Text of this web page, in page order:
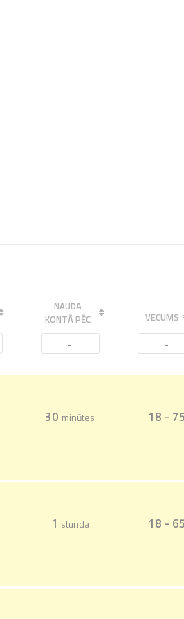
NAUDA
KONTĀ PĒC
-
VECUMS
-
30 minūtes 18 - 75
1 stunda 18 - 65